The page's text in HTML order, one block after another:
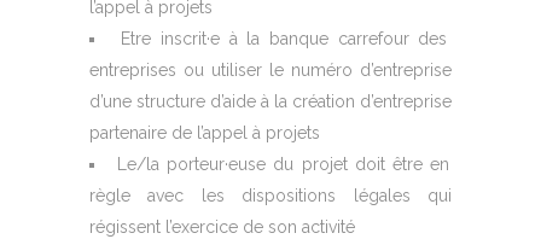
l’appel à projets
Etre inscrit·e à la banque carrefour des
entreprises ou utiliser le numéro d’entreprise
d’une structure d’aide à la création d’entreprise
partenaire de l’appel à projets
Le/la porteur·euse du projet doit être en
règle avec les dispositions légales qui
régissent l’exercice de son activité